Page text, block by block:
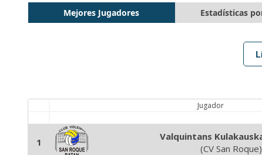
Mejores Jugadores Estadísticas
Jugador
1
Valquintans
(CV San Roque)